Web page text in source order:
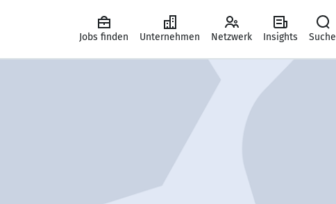
Jobs finden Unternehmen Netzwerk Insights Suche